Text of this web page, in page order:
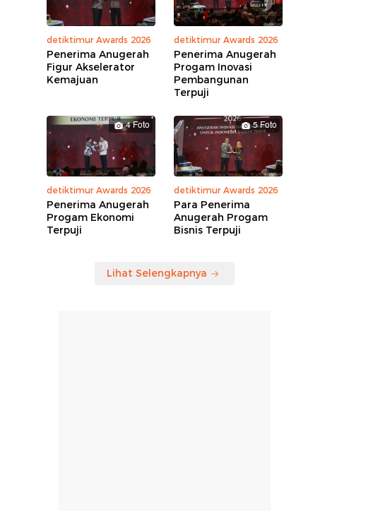
detiktimur Awards 2026
Penerima Anugerah
Figur Akselerator
Kemajuan
detiktimur Awards 2026
Penerima Anugerah
Progam Inovasi
Pembangunan
Terpuji
4 Foto
detiktimur Awards 2026
Penerima Anugerah
Progam Ekonomi
Terpuji
5 Foto
detiktimur Awards 2026
Para Penerima
Anugerah Progam
Bisnis Terpuji
Lihat Selengkapnya